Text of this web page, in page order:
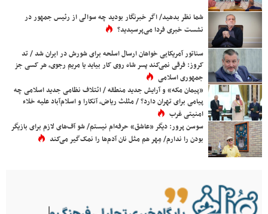
شما نظر بدهید/ اگر خبرنگار بودید چه سوالی از رئیس جمهور در
نشست خبری فردا می‌پرسیدید؟
سناتور آمریکایی خواهان ارسال اسلحه برای شورش در ایران شد / تد
کروز: فرقی نمی‌کند پسر شاه روی کار بیاید یا مریم رجوی، هر کسی جز
جمهوری اسلامی
«پیمان مکه» و آرایش جدید منطقه / ائتلاف نظامی جدید اسلامی چه
پیامی برای تهران دارد؟ / مثلث ریاض، آنکارا و اسلام‌آباد علیه خلاء
امنیتی غرب
سوسن پرور: دیگر «عاشق» حرفه‌ام نیستم/ شو آف‌های لازم برای بازیگر
بودن را ندارم/ مِهر هم مثل نان آدم‌ها را نمک‌گیر می‌کند